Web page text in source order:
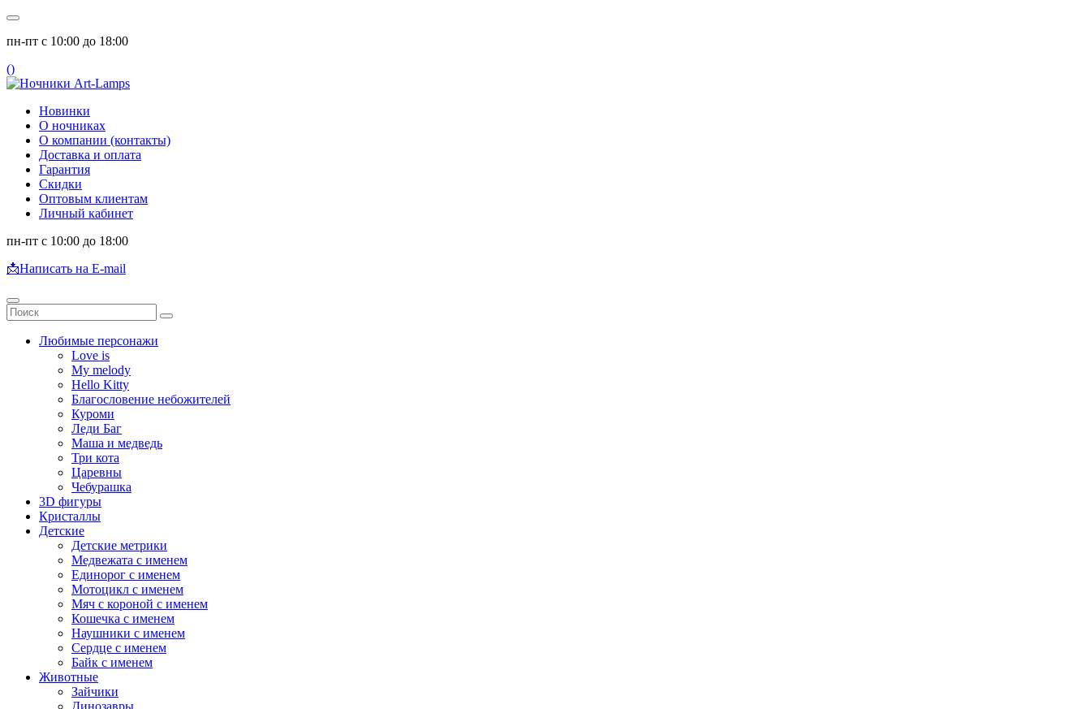
пн-пт с 10:00 до 18:00
()
Новинки
О ночниках
О компании (контакты)
Доставка и оплата
Гарантия
Скидки
Оптовым клиентам
Личный кабинет
пн-пт с 10:00 до 18:00
📩Написать на E-mail
Любимые персонажи
Love is
My melody
Hello Kitty
Благословение небожителей
Куроми
Леди Баг
Маша и медведь
Три кота
Царевны
Чебурашка
3D фигуры
Кристаллы
Детские
Детские метрики
Медвежата с именем
Единорог с именем
Мотоцикл с именем
Мяч с короной с именем
Кошечка с именем
Наушники с именем
Сердце с именем
Байк с именем
Животные
Зайчики
Динозавры